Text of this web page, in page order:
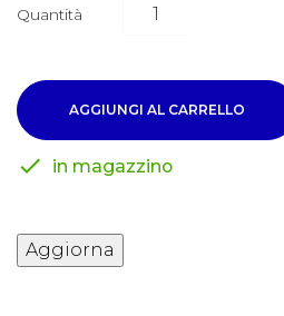
Quantità
AGGIUNGI AL CARRELLO
 in magazzino